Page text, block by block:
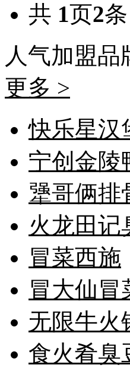
共 1页2条
人气加盟品
更多 >
快乐星汉
宁创金陵
犟哥俩排
火龙田记
冒菜西施
冒大仙冒
无限牛火
食火肴臭